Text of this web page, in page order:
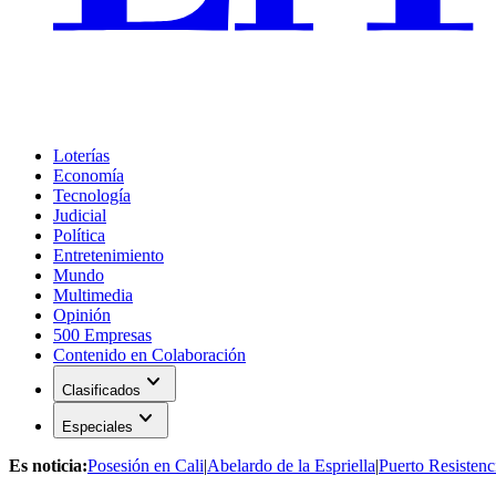
Loterías
Economía
Tecnología
Judicial
Política
Entretenimiento
Mundo
Multimedia
Opinión
500 Empresas
Contenido en Colaboración
Clasificados expand_more
Especiales expand_more
Es noticia:Posesión en Cali|Abelardo de la Espriella|Puerto